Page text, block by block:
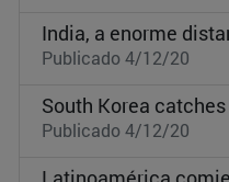
Publicado 4/12/20
Publicado 4/12/20